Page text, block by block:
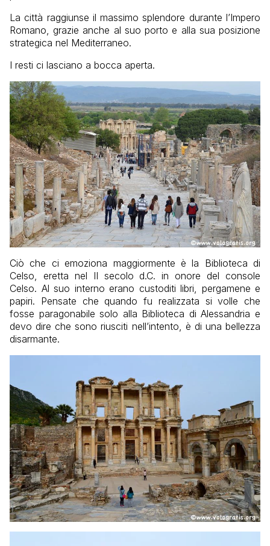
La città raggiunse il massimo splendore durante l’Impero
Romano, grazie anche al suo porto e alla sua posizione
strategica nel Mediterraneo.
I resti ci lasciano a bocca aperta.
Ciò che ci emoziona maggiormente è la Biblioteca di
Celso, eretta nel II secolo d.C. in onore del console
Celso. Al suo interno erano custoditi libri, pergamene e
papiri. Pensate che quando fu realizzata si volle che
fosse paragonabile solo alla Biblioteca di Alessandria e
devo dire che sono riusciti nell’intento, è di una bellezza
disarmante.